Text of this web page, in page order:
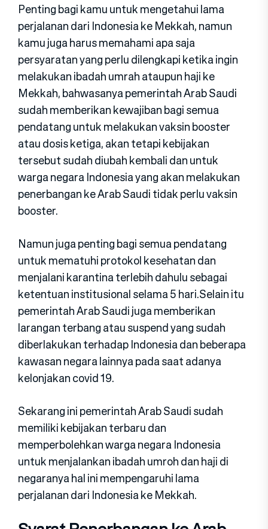
Penting bagi kamu untuk mengetahui lama
perjalanan dari Indonesia ke Mekkah, namun
kamu juga harus memahami apa saja
persyaratan yang perlu dilengkapi ketika ingin
melakukan ibadah umrah ataupun haji ke
Mekkah, bahwasanya pemerintah Arab Saudi
sudah memberikan kewajiban bagi semua
pendatang untuk melakukan vaksin booster
atau dosis ketiga, akan tetapi kebijakan
tersebut sudah diubah kembali dan untuk
warga negara Indonesia yang akan melakukan
penerbangan ke Arab Saudi tidak perlu vaksin
booster.
Namun juga penting bagi semua pendatang
untuk mematuhi protokol kesehatan dan
menjalani karantina terlebih dahulu sebagai
ketentuan institusional selama 5 hari.Selain itu
pemerintah Arab Saudi juga memberikan
larangan terbang atau suspend yang sudah
diberlakukan terhadap Indonesia dan beberapa
kawasan negara lainnya pada saat adanya
kelonjakan covid 19.
Sekarang ini pemerintah Arab Saudi sudah
memiliki kebijakan terbaru dan
memperbolehkan warga negara Indonesia
untuk menjalankan ibadah umroh dan haji di
negaranya hal ini mempengaruhi lama
perjalanan dari Indonesia ke Mekkah.